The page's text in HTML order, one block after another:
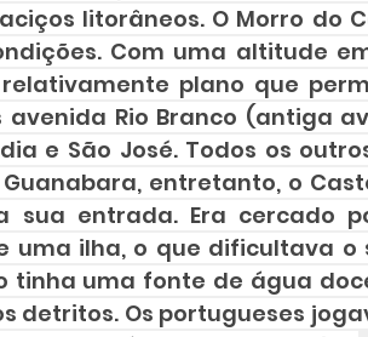
litorâneos. O Morro do
Com uma altitude
plano que
Rio Branco (antiga
e São José. Todos os
entretanto, o
sua entrada. Era cercado
uma ilha, o que dificultava
tinha uma fonte de água
detritos. Os portugueses